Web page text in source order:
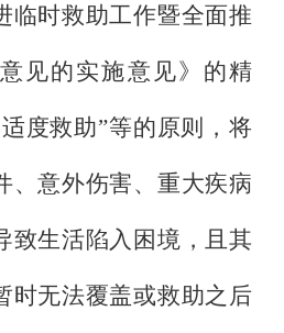
临时救助工作暨全面推
见的实施意见》的精
度救助”等的原则，将
、意外伤害、重大疾病
致生活陷入困境，且其
时无法覆盖或救助之后